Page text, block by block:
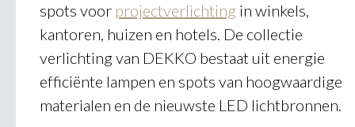
spots voor projectverlichting in winkels,
kantoren, huizen en hotels. De collectie
verlichting van DEKKO bestaat uit energie
efficiënte lampen en spots van hoogwaardige
materialen en de nieuwste LED lichtbronnen.